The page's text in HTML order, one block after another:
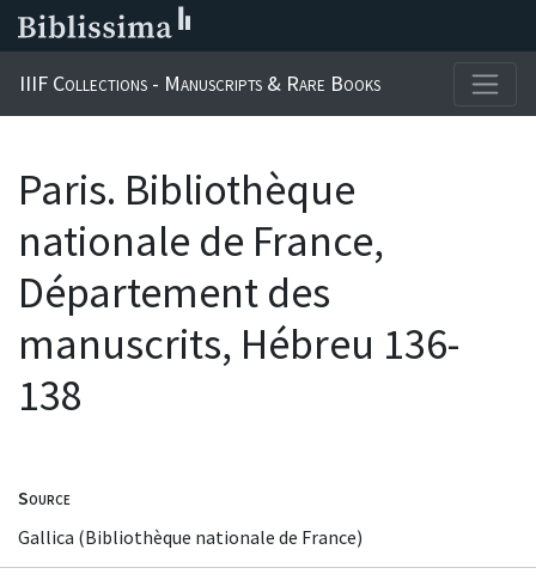
IIIF Collections - Manuscripts & Rare Books
Paris. Bibliothèque
nationale de France,
Département des
manuscrits, Hébreu 136-
138
Source
Gallica (Bibliothèque nationale de France)